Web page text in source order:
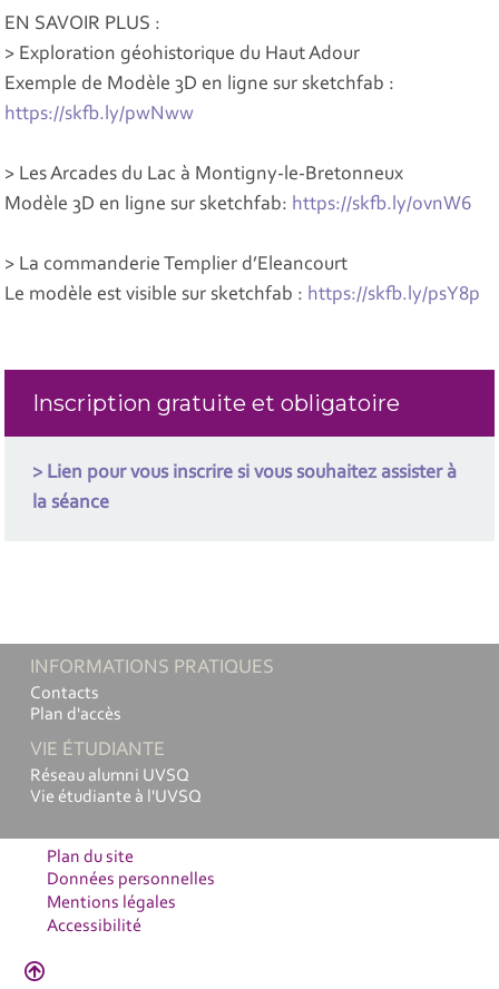
EN SAVOIR PLUS :
> Exploration géohistorique du Haut Adour
Exemple de Modèle 3D en ligne sur sketchfab :
https://skfb.ly/pwNww
> Les Arcades du Lac à Montigny-le-Bretonneux
Modèle 3D en ligne sur sketchfab: https://skfb.ly/ovnW6
> La commanderie Templier d’Eleancourt
Le modèle est visible sur sketchfab : https://skfb.ly/psY8p
Inscription gratuite et obligatoire
> Lien pour vous inscrire si vous souhaitez assister à
la séance
INFORMATIONS PRATIQUES
Contacts
Plan d'accès
VIE ÉTUDIANTE
Réseau alumni UVSQ
Vie étudiante à l'UVSQ
Plan du site
Données personnelles
Mentions légales
Accessibilité